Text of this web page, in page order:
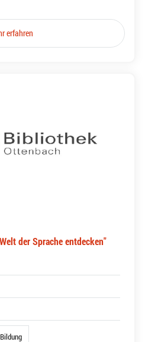
erfahren
der Sprache entdecken"
Bildung